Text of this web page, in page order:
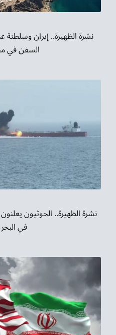
نشرة الظهيرة.. إيران
السفن في
نشرة الظهيرة.. الحوثيون
في